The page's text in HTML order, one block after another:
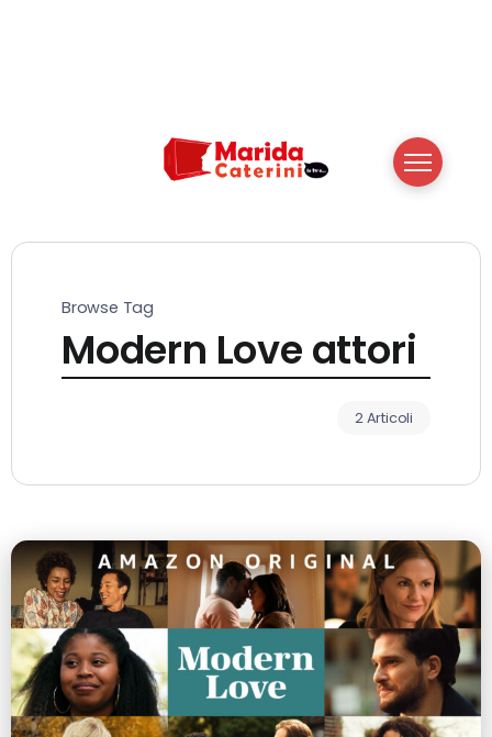
Browse Tag
Modern Love attori
2 Articoli